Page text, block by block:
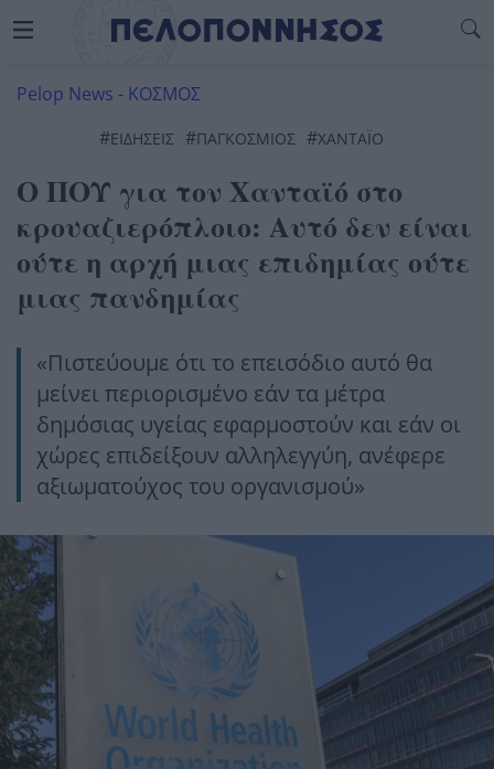
Pelop News - ΚΟΣΜΟΣ
#ΕΙΔΗΣΕΙΣ #ΠΑΓΚΟΣΜΙΟΣ #ΧΑΝΤΑΪ́Ό
Ο ΠΟΥ για τον Χανταϊό στο
κρουαζιερόπλοιο: Αυτό δεν είναι
ούτε η αρχή μιας επιδημίας ούτε
μιας πανδημίας
«Πιστεύουμε ότι το επεισόδιο αυτό θα
μείνει περιορισμένο εάν τα μέτρα
δημόσιας υγείας εφαρμοστούν και εάν οι
χώρες επιδείξουν αλληλεγγύη, ανέφερε
αξιωματούχος του οργανισμού»